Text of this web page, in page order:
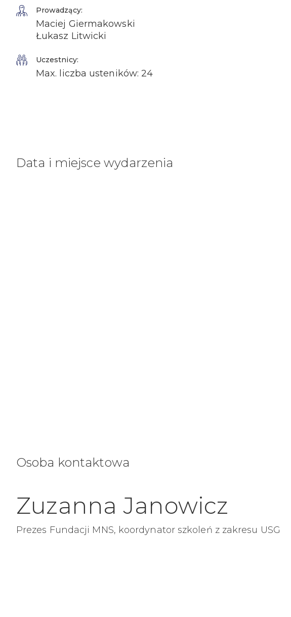
Prowadzący:
Maciej Giermakowski
Łukasz Litwicki
Uczestnicy:
Max. liczba usteników: 24
Data i miejsce wydarzenia
Osoba kontaktowa
Zuzanna Janowicz
Prezes Fundacji MNS, koordynator szkoleń z zakresu USG